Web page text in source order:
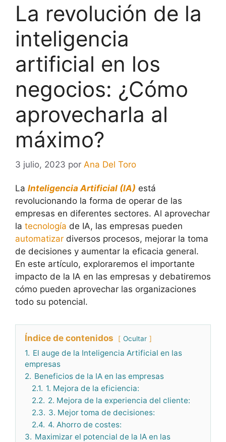
La revolución de la
inteligencia
artificial en los
negocios: ¿Cómo
aprovecharla al
máximo?
3 julio, 2023 por Ana Del Toro
La Inteligencia Artificial (IA) está
revolucionando la forma de operar de las
empresas en diferentes sectores. Al aprovechar
la tecnología de IA, las empresas pueden
automatizar diversos procesos, mejorar la toma
de decisiones y aumentar la eficacia general.
En este artículo, exploraremos el importante
impacto de la IA en las empresas y debatiremos
cómo pueden aprovechar las organizaciones
todo su potencial.
Índice de contenidos Ocultar
1. El auge de la Inteligencia Artificial en las
empresas
2. Beneficios de la IA en las empresas
2.1. 1. Mejora de la eficiencia:
2.2. 2. Mejora de la experiencia del cliente:
2.3. 3. Mejor toma de decisiones:
2.4. 4. Ahorro de costes:
3. Maximizar el potencial de la IA en las